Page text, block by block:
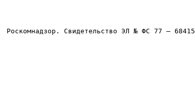
Роскомнадзор. Свидетельство ЭЛ № ФС 77 – 68415